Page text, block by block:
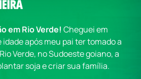
em Rio Verde! Cheguei em
idade após meu pai ter tomado a
Verde, no Sudoeste goiano, a
soja e criar sua família.